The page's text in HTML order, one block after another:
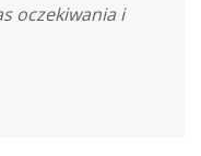
oczekiwania i